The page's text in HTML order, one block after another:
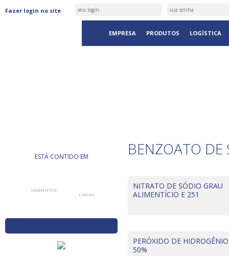
Fazer login no site
EMPRESA PRODUTOS LOGÍSTICA
ESTÁ CONTIDO EM
SEGMENTOS
LINHAS
BENZOATO DE
NITRATO DE SÓDIO GRAU
ALIMENTÍCIO E 251
PERÓXIDO DE HIDROGÊNIO
50%